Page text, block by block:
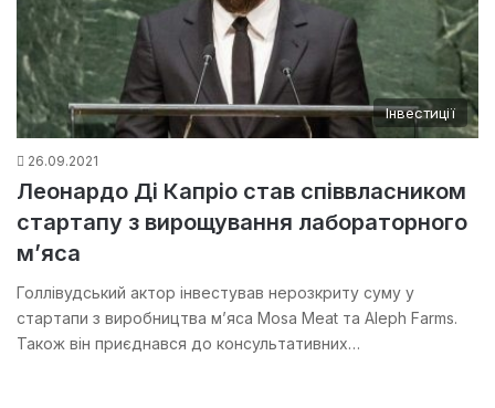
Інвестиції
26.09.2021
Леонардо Ді Капріо став співвласником
стартапу з вирощування лабораторного
м’яса
Голлівудський актор інвестував нерозкриту суму у
стартапи з виробництва м’яса Mosa Meat та Aleph Farms.
Також він приєднався до консультативних…